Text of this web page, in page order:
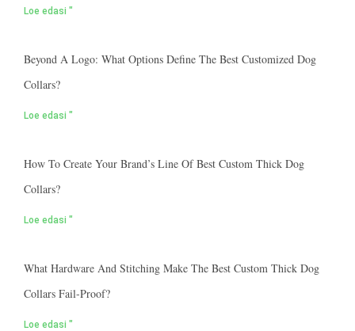
Loe edasi "
Beyond A Logo: What Options Define The Best Customized Dog
Collars?
Loe edasi "
How To Create Your Brand’s Line Of Best Custom Thick Dog
Collars?
Loe edasi "
What Hardware And Stitching Make The Best Custom Thick Dog
Collars Fail-Proof?
Loe edasi "